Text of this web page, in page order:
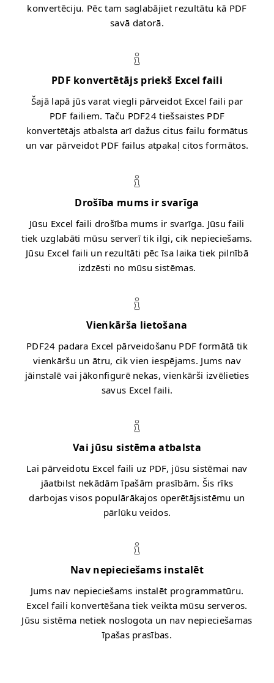
konvertēciju. Pēc tam saglabājiet rezultātu kā PDF
savā datorā.
PDF konvertētājs priekš Excel faili
Šajā lapā jūs varat viegli pārveidot Excel faili par
PDF failiem. Taču PDF24 tiešsaistes PDF
konvertētājs atbalsta arī dažus citus failu formātus
un var pārveidot PDF failus atpakaļ citos formātos.
Drošība mums ir svarīga
Jūsu Excel faili drošība mums ir svarīga. Jūsu faili
tiek uzglabāti mūsu serverī tik ilgi, cik nepieciešams.
Jūsu Excel faili un rezultāti pēc īsa laika tiek pilnībā
izdzēsti no mūsu sistēmas.
Vienkārša lietošana
PDF24 padara Excel pārveidošanu PDF formātā tik
vienkāršu un ātru, cik vien iespējams. Jums nav
jāinstalē vai jākonfigurē nekas, vienkārši izvēlieties
savus Excel faili.
Vai jūsu sistēma atbalsta
Lai pārveidotu Excel faili uz PDF, jūsu sistēmai nav
jāatbilst nekādām īpašām prasībām. Šis rīks
darbojas visos populārākajos operētājsistēmu un
pārlūku veidos.
Nav nepieciešams instalēt
Jums nav nepieciešams instalēt programmatūru.
Excel faili konvertēšana tiek veikta mūsu serveros.
Jūsu sistēma netiek noslogota un nav nepieciešamas
īpašas prasības.